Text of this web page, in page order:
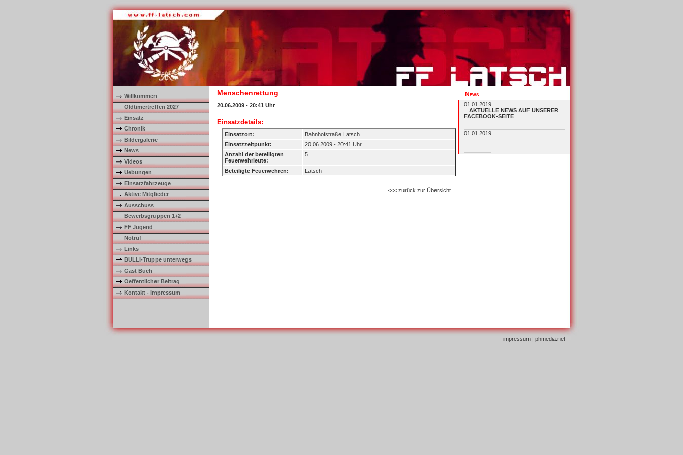
Willkommen
Oldtimertreffen 2027
Einsatz
Chronik
Bildergalerie
News
Videos
Uebungen
Einsatzfahrzeuge
Aktive Mitglieder
Ausschuss
Bewerbsgruppen 1+2
FF Jugend
Notruf
Links
BULLI-Truppe unterwegs
Gast Buch
Oeffentlicher Beitrag
Kontakt - Impressum
Menschenrettung
20.06.2009 - 20:41 Uhr
Einsatzdetails:
Einsatzort:
Bahnhofstraße Latsch
Einsatzzeitpunkt:
20.06.2009 - 20:41 Uhr
Anzahl der beteiligten
Feuerwehrleute:
5
Beteiligte Feuerwehren: Latsch
<<< zurück zur Übersicht
News
01.01.2019
AKTUELLE NEWS AUF UNSERER
FACEBOOK-SEITE
01.01.2019
impressum | phmedia.net